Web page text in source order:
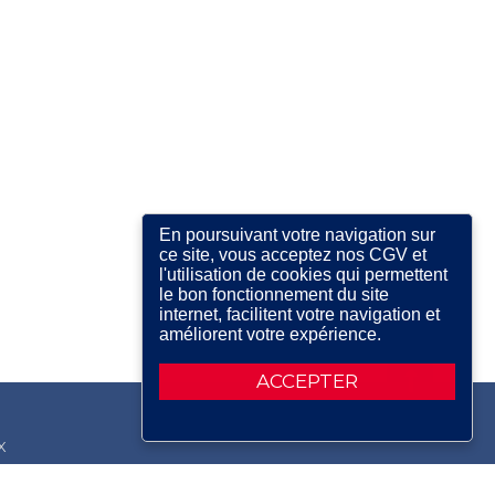
ACCEPTER
En poursuivant votre navigation sur
ce site, vous acceptez nos CGV et
l'utilisation de cookies qui permettent
le bon fonctionnement du site
internet, facilitent votre navigation et
améliorent votre expérience.